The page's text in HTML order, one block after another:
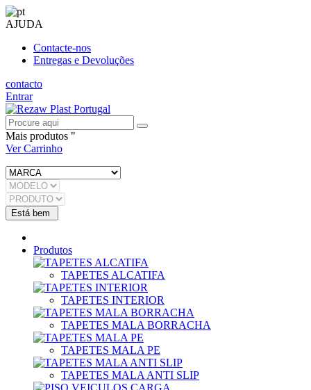
AJUDA
Contacte-nos
Entregas e Devoluções
contacto
Entrar
Mais produtos "
Ver Carrinho
Produtos
TAPETES ALCATIFA
TAPETES INTERIOR
TAPETES MALA BORRACHA
TAPETES MALA PE
TAPETES MALA ANTI SLIP